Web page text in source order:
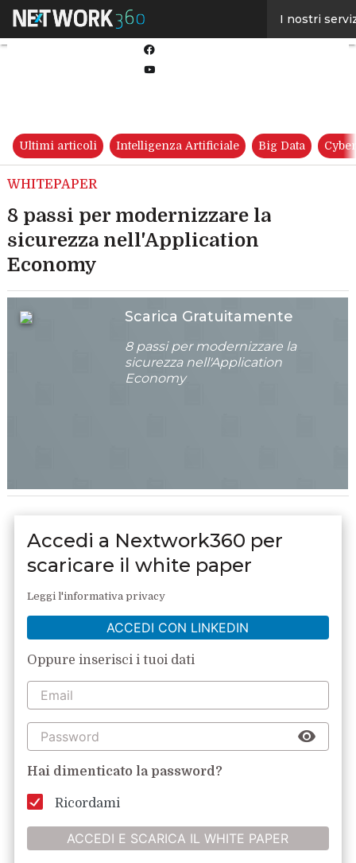
I nostri
Ultimi articoli Intelligenza Artificiale Big Data
WHITEPAPER
8 passi per modernizzare la
sicurezza nell'Application
Economy
Scarica Gratuitamente
8 passi per modernizzare la
sicurezza nell'Application
Economy
Accedi a Nextwork360 per
scaricare il white paper
Leggi l'informativa privacy
ACCEDI CON LINKEDIN
Oppure inserisci i tuoi dati
Hai dimenticato la password?
Ricordami
ACCEDI E SCARICA IL WHITE PAPER